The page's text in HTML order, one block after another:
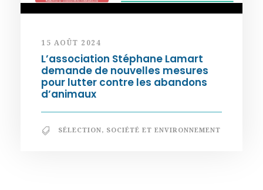
15 AOÛT 2024
L’association Stéphane Lamart
demande de nouvelles mesures
pour lutter contre les abandons
d’animaux
SÉLECTION, SOCIÉTÉ ET ENVIRONNEMENT